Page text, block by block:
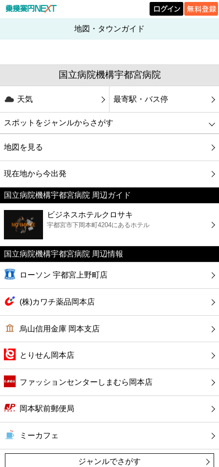
地図・タウンガイド
国立病院機構宇都宮病院
天気 最寄駅・バス停
スポットをジャンルからさがす
グルメ
映画
美容
コンビニ
薬局
スーパー
エンタメ
レジャー
書店
ファミレス
ファーストフード
カフェ
地図を見る
現在地から今出発
国立病院機構宇都宮病院 周辺ガイド
ビジネスホテルクロサキ
宇都宮市下岡本町4204にあるホテル
国立病院機構宇都宮病院 周辺情報
ローソン 宇都宮上野町店
(株)カワチ薬品岡本店
烏山信用金庫 岡本支店
とりせん岡本店
ファッションセンターしまむら岡本店
岡本駅前郵便局
ミーカフェ
ジャンルでさがす